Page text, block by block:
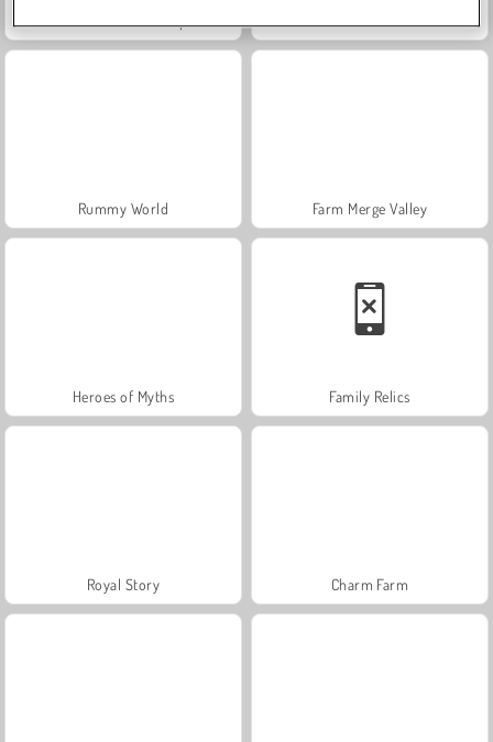
Rummy World Farm Merge Valley
Heroes of Myths Family Relics
Royal Story Charm Farm